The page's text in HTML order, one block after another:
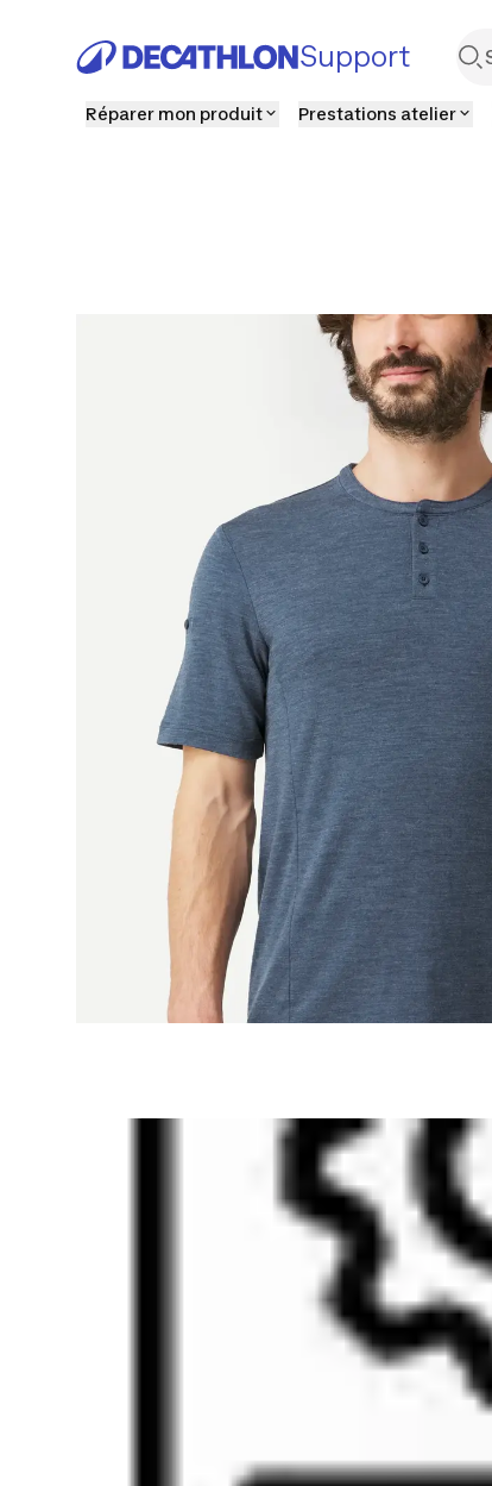
Support
Réparer mon produit Prestations atelier